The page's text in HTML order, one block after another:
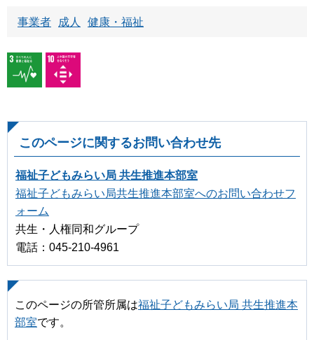
事業者 成人 健康・福祉
このページに関するお問い合わせ先
福祉子どもみらい局 共生推進本部室
福祉子どもみらい局共生推進本部室へのお問い合わせフ
ォーム
共生・人権同和グループ
電話：045-210-4961
このページの所管所属は福祉子どもみらい局 共生推進本
部室です。